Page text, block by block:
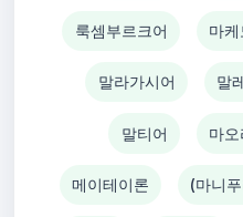
룩셈부르크어 마
말라가시어 말
말티어 마
메이테이론 (마니